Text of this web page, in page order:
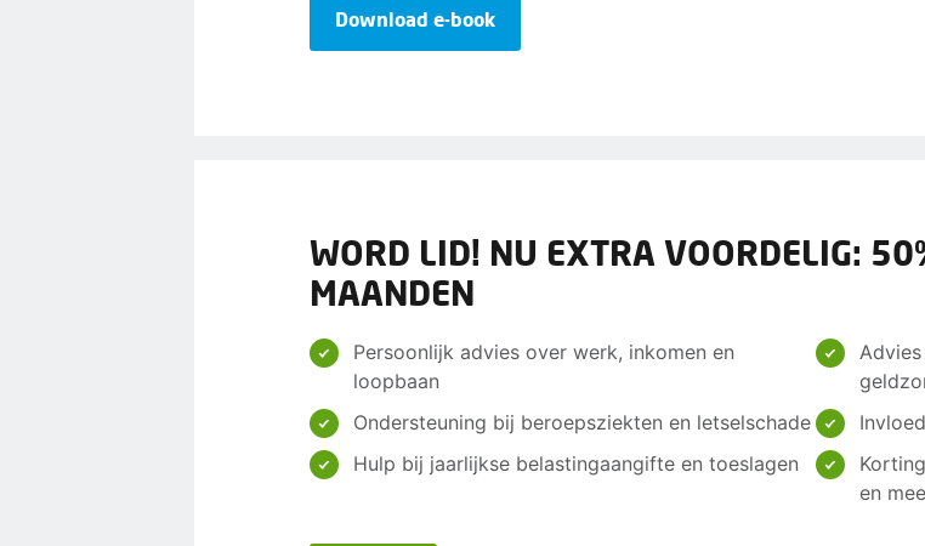
Download e-book
WORD LID! NU EXTRA VOORDELIG:
MAANDEN
Persoonlijk advies over werk, inkomen en
loopbaan
Ondersteuning bij beroepsziekten en letselschade
Hulp bij jaarlijkse belastingaangifte en toeslagen
en